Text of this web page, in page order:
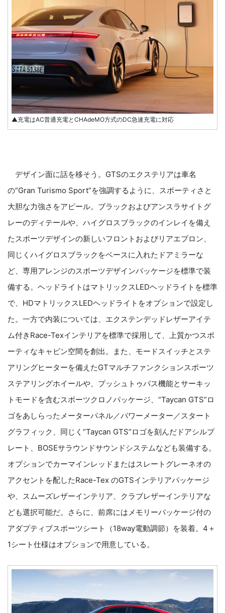
▲充電はAC普通充電とCHAdeMO方式のDC急速充電に対応
デザイン面に話を移そう。GTSのエクステリアは車名
の“Gran Turismo Sport”を強調するように、スポーティさと
大胆な力強さをアピール。ブラックおよびアンスラサイトグ
レーのディテールや、ハイグロスブラックのインレイを備え
たスポーツデザインの新しいフロントおよびリアエプロン、
同じくハイグロスブラックをベースに入れたドアミラーな
ど、専用アレンジのスポーツデザインパッケージを標準で装
備する。ヘッドライトはマトリックスLEDヘッドライトを標準
で、HDマトリックスLEDヘッドライトをオプションで設定し
た。一方で内装については、エクステンデッドレザーアイテ
ム付きRace-Texインテリアを標準で採用して、上質かつスポ
ーティなキャビン空間を創出。また、モードスイッチとステ
アリングヒーターを備えたGTマルチファンクションスポーツ
ステアリングホイールや、プッシュトゥパス機能とサーキッ
トモードを含むスポーツクロノパッケージ、“Taycan GTS”ロ
ゴをあしらったメーターパネル／パワーメーター／スタート
グラフィック、同じく“Taycan GTS”ロゴを刻んだドアシルプ
レート、BOSEサラウンドサウンドシステムなども装備する。
オプションでカーマインレッドまたはスレートグレーネオの
アクセントを配したRace-Tex のGTSインテリアパッケージ
や、スムーズレザーインテリア、クラブレザーインテリアな
ども選択可能だ。さらに、前席にはメモリーパッケージ付の
アダプティブスポーツシート（18way電動調節）を装着。4＋
1シート仕様はオプションで用意している。